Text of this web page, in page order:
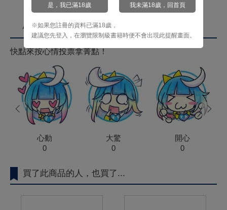
心情投票
快點來按心情投票拿菁點！
心動
0
大驚
0
開心
0
prev next
買了此商品的人，也買了...
是，我已滿18歲 我未滿18歲，回首頁
※如果您註冊的資料已滿18歲，
建議您先登入，在瀏覽限制級書籍時便不會出現此提醒畫面。